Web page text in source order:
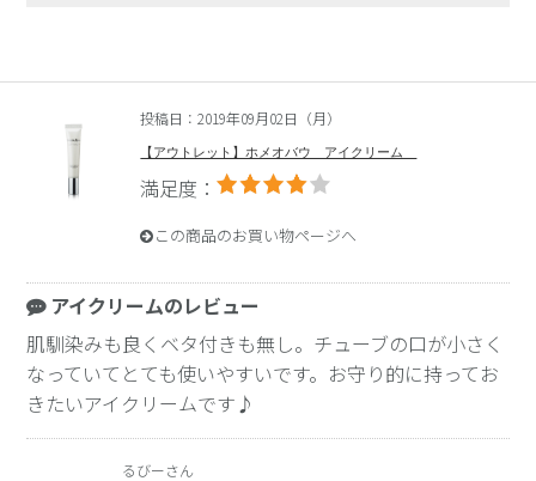
投稿日：2019年09月02日（月）
【アウトレット】ホメオバウ アイクリーム
満足度：
この商品のお買い物ページへ
アイクリームのレビュー
肌馴染みも良くベタ付きも無し。チューブの口が小さく
なっていてとても使いやすいです。お守り的に持ってお
きたいアイクリームです♪
るびーさん